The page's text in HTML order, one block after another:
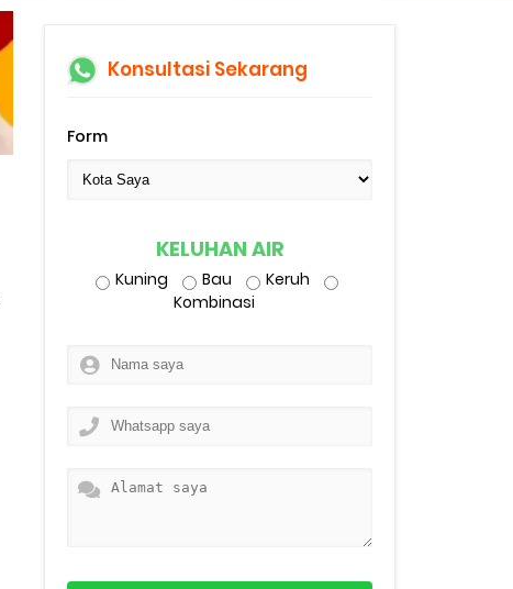
Konsultasi Sekarang
Form
KELUHAN AIR
Kuning Bau
Keruh
Kombinasi